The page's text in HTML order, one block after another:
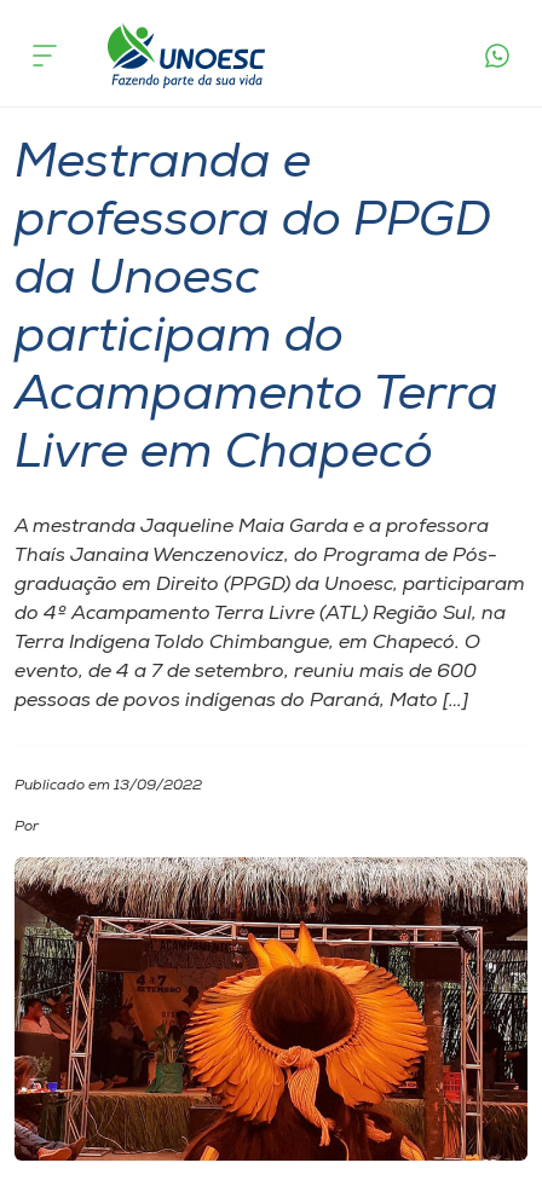
Cursos
Atendimento ao Estudante
Portal de Ensino
Unoesc
Internacionalização
I.nova
Diplomados
Biblioteca
Editora
Rádio
Museu
Unoesc
acontece
Chapecó
Mestranda e
professora do PPGD
da Unoesc
participam do
Acampamento Terra
Livre em Chapecó
A mestranda Jaqueline Maia Garda e a professora
Thaís Janaina Wenczenovicz, do Programa de Pós-
graduação em Direito (PPGD) da Unoesc, participaram
do 4º Acampamento Terra Livre (ATL) Região Sul, na
Terra Indígena Toldo Chimbangue, em Chapecó. O
evento, de 4 a 7 de setembro, reuniu mais de 600
pessoas de povos indígenas do Paraná, Mato […]
Publicado em 13/09/2022
Por